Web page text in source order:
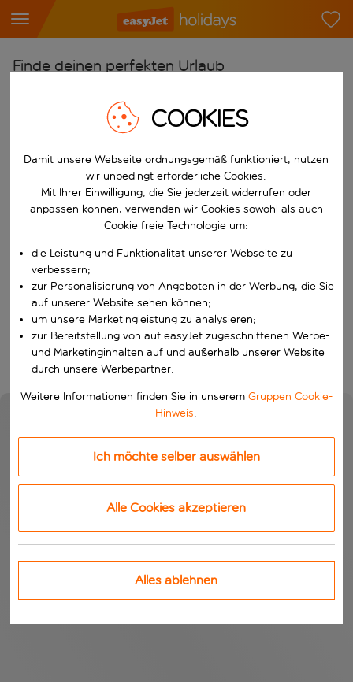
Finde deinen perfekten Urlaub
Flughafen wählen
Beginne mit der Eingabe für die automatische
Reiseziel wählen
Nach
Wähle ein Ab- und Rückflugdatum aus.
Reisezeitraum wählen
Wann
Wer
Suchen
COOKIES
Damit unsere Webseite ordnungsgemäß funktioniert, nutzen
wir unbedingt erforderliche Cookies.
Mit Ihrer Einwilligung, die Sie jederzeit widerrufen oder
anpassen können, verwenden wir Cookies sowohl als auch
Cookie freie Technologie um:
die Leistung und Funktionalität unserer Webseite zu
verbessern;
zur Personalisierung von Angeboten in der Werbung, die Sie
auf unserer Website sehen können;
um unsere Marketingleistung zu analysieren;
zur Bereitstellung von auf easyJet zugeschnittenen Werbe-
und Marketinginhalten auf und außerhalb unserer Website
durch unsere Werbepartner.
Weitere Informationen finden Sie in unserem Gruppen Cookie-
Hinweis.
Ich möchte selber auswählen
Alle Cookies akzeptieren
Alles ablehnen